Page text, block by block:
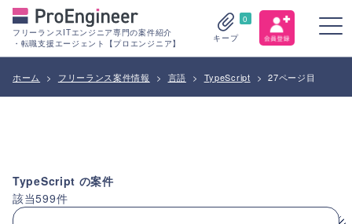
フリーランスITエンジニア専門の案件紹介
・転職支援エージェント【プロエンジニア】
0
キープ
ホーム > フリーランス案件情報 > 言語 > TypeScript > 27ページ目
TypeScript の案件
該当599件